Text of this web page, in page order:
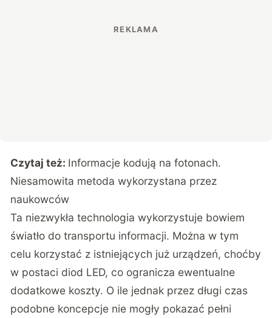
Czytaj też: Informacje kodują na fotonach.
Niesamowita metoda wykorzystana przez
naukowców
Ta niezwykła technologia wykorzystuje bowiem
światło do transportu informacji. Można w tym
celu korzystać z istniejących już urządzeń, choćby
w postaci diod LED, co ogranicza ewentualne
dodatkowe koszty. O ile jednak przez długi czas
podobne koncepcje nie mogły pokazać pełni